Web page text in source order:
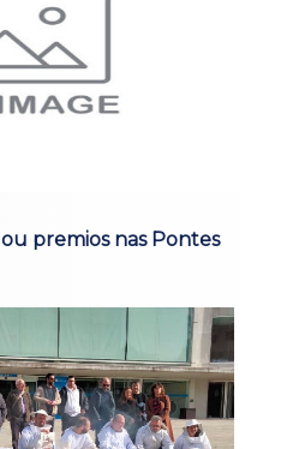
premios nas Pontes